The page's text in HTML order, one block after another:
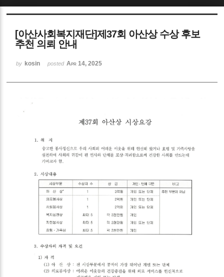
[아산사회복지재단]제37회 아산상 수상 후보
추천 의뢰 안내
by kosin posted Apr 14, 2025
Sketchbook5, 스케치북5
Sketchbook5, 스케치북5